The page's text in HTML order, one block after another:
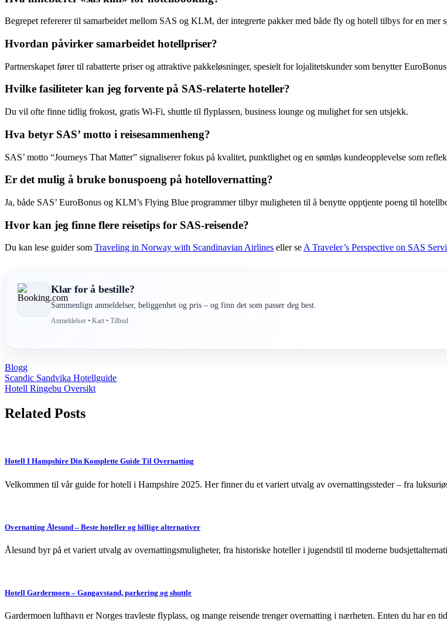
Begrepet refererer til samarbeidet mellom SAS og KLM, der integrerte pakker med både fly og hotell tilbys for en mer
Hvordan påvirker samarbeidet hotellpriser?
Partnerskapet fører til rabatterte priser og attraktive pakkeløsninger, spesielt for lojalitetskunder som benytter
Hvilke fasiliteter kan jeg forvente på SAS-relaterte hoteller?
Du vil ofte finne tidlig frokost, gratis Wi-Fi, shuttle til flyplassen, business lounge og mulighet for sen utsjekk.
Hva betyr SAS’ motto i reisesammenheng?
SAS’ motto “Journeys That Matter” signaliserer fokus på kvalitet, punktlighet og en sømløs kundeopplevelse som
Er det mulig å bruke bonuspoeng på hotellovernatting?
Ja, både SAS’ EuroBonus og KLM’s Flying Blue programmer tilbyr muligheten til å benytte opptjente poeng til
Hvor kan jeg finne flere reisetips for SAS-reisende?
Du kan lese guider som Traveling in Norway with Scandinavian Airlines eller seA Traveler’s Perspective on SAS
Klar for å bestille?
Sammenlign anmeldelser, beliggenhet og pris – og finn det som passer deg best.
Anmeldelser • Kart • Tilbud
Blogg
Post
navigation
Scandic Sandvika Hotellguide
Hotell Ringebu Oversikt
Related Posts
Hotell I Hampshire Din Komplette Guide Til Overnatting
Velkommen til vår guide for hotell i Hampshire 2025. Her finner du et variert utvalg av overnattingssteder – fra
Overnatting Ålesund – Beste hoteller og billige alternativer
Ålesund byr på et variert utvalg av overnattingsmuligheter, fra historiske hoteller i jugendstil til moderne
Hotell Gardermoen – Gangavstand, parkering og shuttle
Gardermoen lufthavn er Norges travleste flyplass, og mange reisende trenger overnatting i nærheten. Enten du har en